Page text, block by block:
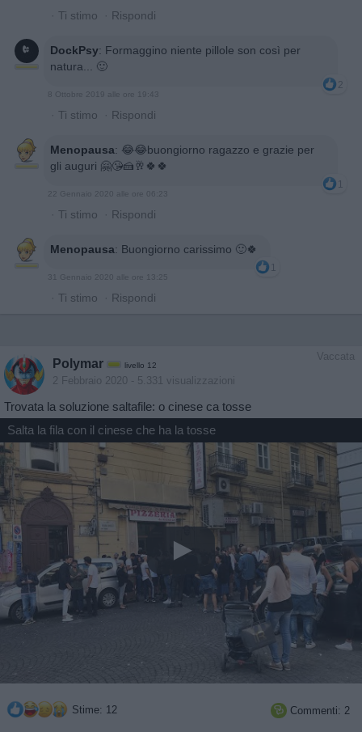
· Ti stimo · Rispondi
DockPsy: Formaggino niente pillole son così per
natura... 🙂
2
8 Ottobre 2019 alle ore 19:43
· Ti stimo · Rispondi
Menopausa: 😂😂buongiorno ragazzo e grazie per
gli auguri 🤗😘🍰🥂🍀🍀
1
22 Gennaio 2020 alle ore 06:23
· Ti stimo · Rispondi
Menopausa: Buongiorno carissimo 🙂🍀
1
31 Gennaio 2020 alle ore 13:25
· Ti stimo · Rispondi
Vaccata
Polymar livello 12
2 Febbraio 2020 - 5.331 visualizzazioni
Trovata la soluzione saltafile: o cinese ca tosse
Salta la fila con il cinese che ha la tosse
Stime: 12  Commenti: 2